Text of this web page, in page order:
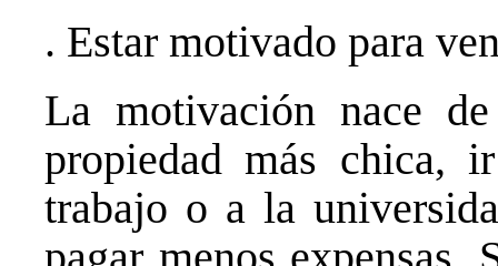
. Estar motivado para
La motivación nace
propiedad más chica,
trabajo o a la